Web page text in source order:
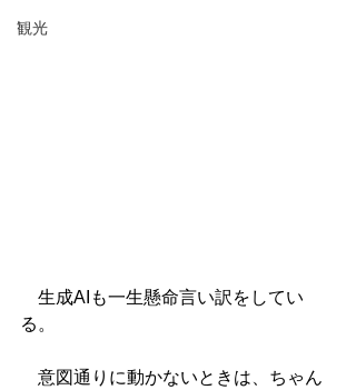
観光
生成AIも一生懸命言い訳をしてい
る。
意図通りに動かないときは、ちゃん